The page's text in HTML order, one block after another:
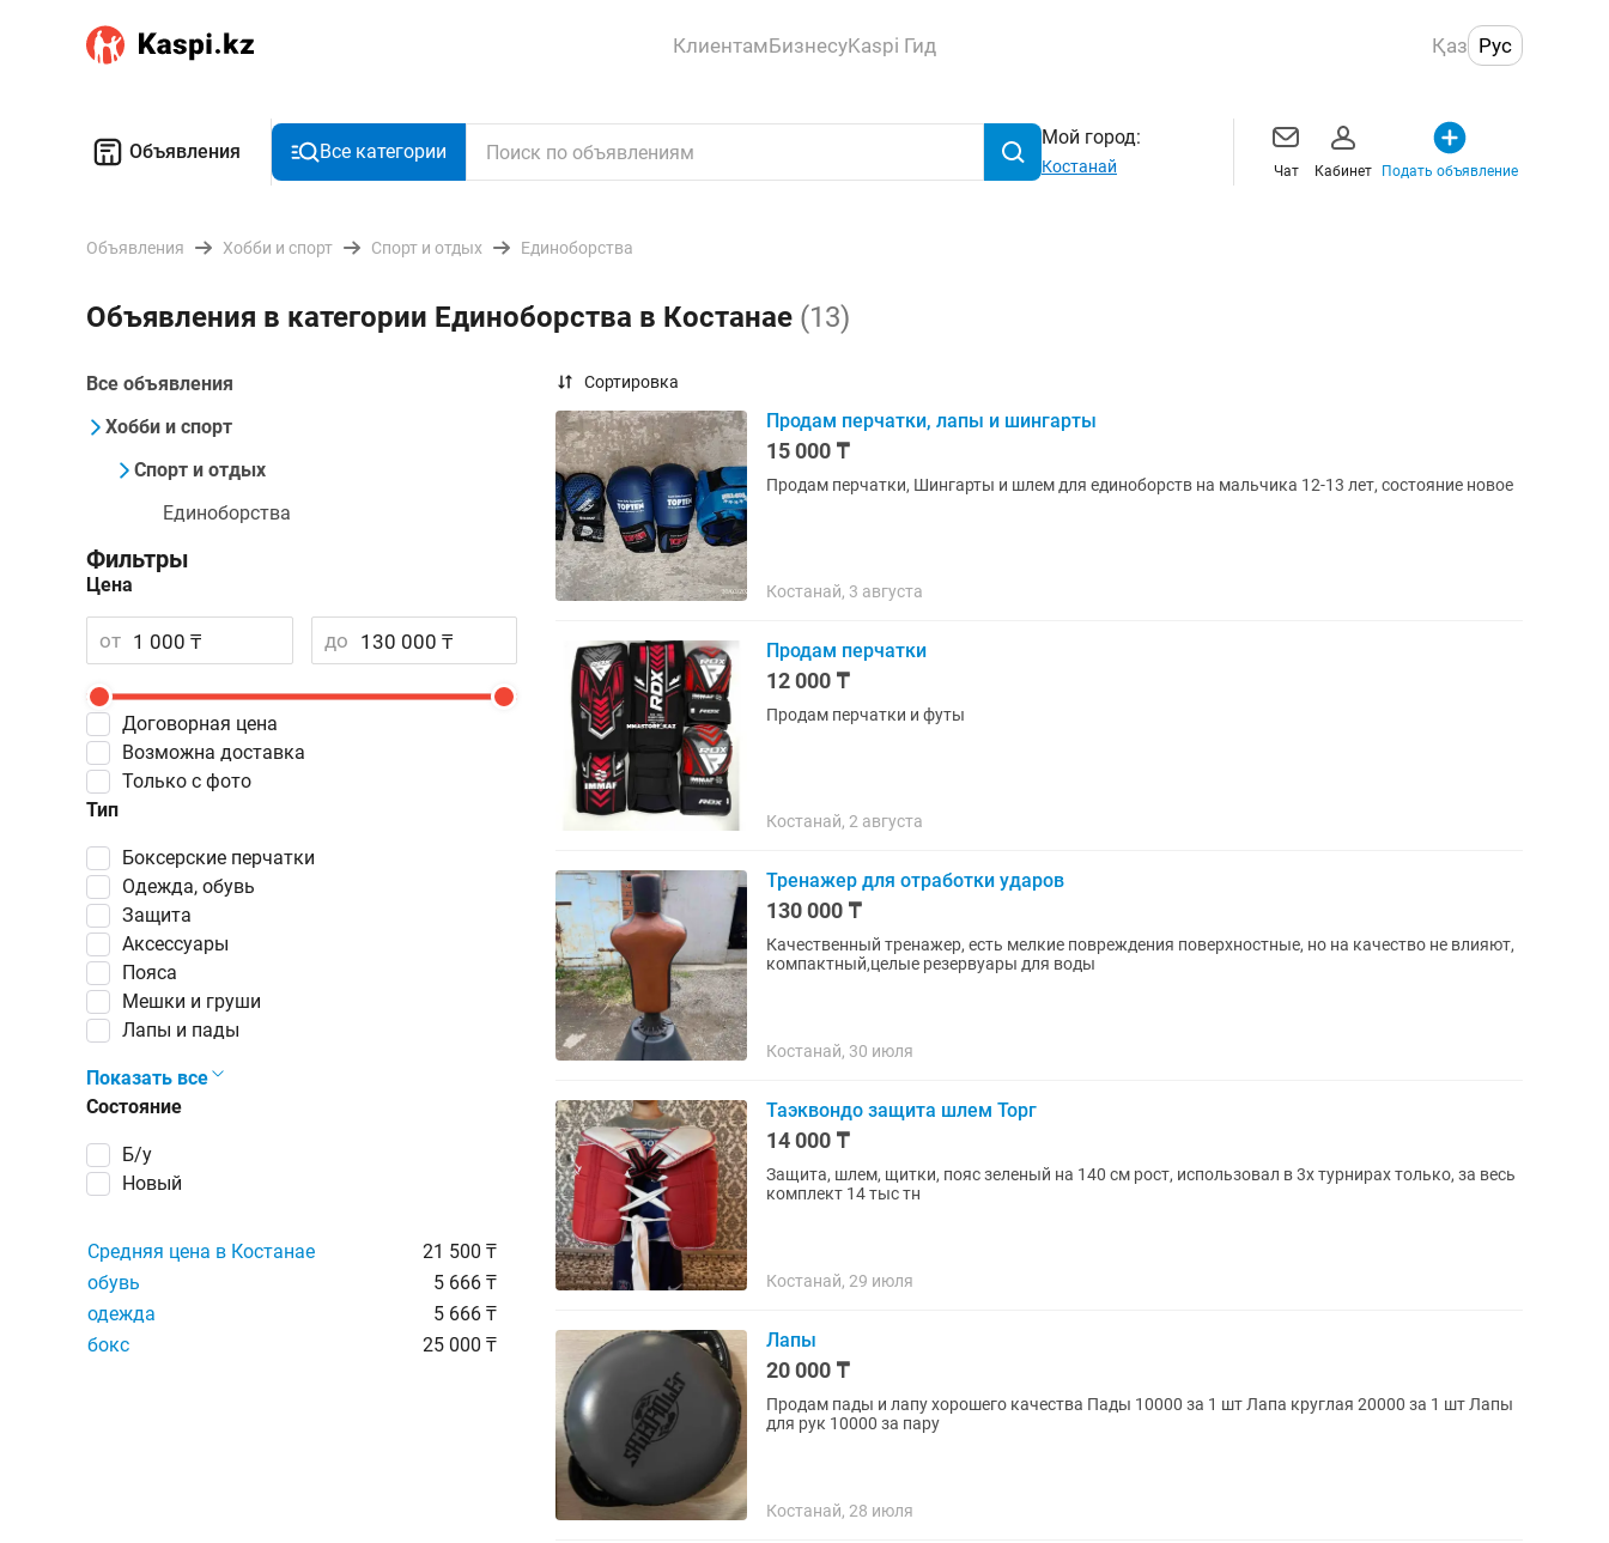
КлиентамБизнесуKaspi Гид Қаз Рус
Объявления Все категории
Мой город:
Костанай Чат Кабинет Подать объявление
Объявления Хобби и спорт Спорт и отдых Единоборства
Объявления в категории Единоборства в Костанае (13)
Все объявления
Хобби и спорт
Спорт и отдых
Единоборства
Фильтры
Цена
от до
Договорная цена
Возможна доставка
Тип
боксерские перчатки
одежда, обувь
защита
аксессуары
пояса
мешки и груши
лапы и пады
Показать все
Состояние
Б/у
Новый
Только с фото
Средняя цена в Костанае
21 500 ₸
обувь
5 666 ₸
одежда
5 666 ₸
бокс
25 000 ₸
Сортировка
Продам перчатки, лапы и шингарты
15 000 ₸
Продам перчатки, Шингарты и шлем для единоборств на мальчика 12-13 лет, состояние новое
Костанай, 3 августа
Продам перчатки
12 000 ₸
Продам перчатки и футы
Костанай, 2 августа
Тренажер для отработки ударов
130 000 ₸
Качественный тренажер, есть мелкие повреждения поверхностные, но на качество не влияют,
компактный,целые резервуары для воды
Костанай, 30 июля
Таэквондо защита шлем Торг
14 000 ₸
Защита, шлем, щитки, пояс зеленый на 140 см рост, использовал в 3х турнирах только, за весь
комплект 14 тыс тн
Костанай, 29 июля
Лапы
20 000 ₸
Продам пады и лапу хорошего качества Пады 10000 за 1 шт Лапа круглая 20000 за 1 шт Лапы
для рук 10000 за пару
Костанай, 28 июля